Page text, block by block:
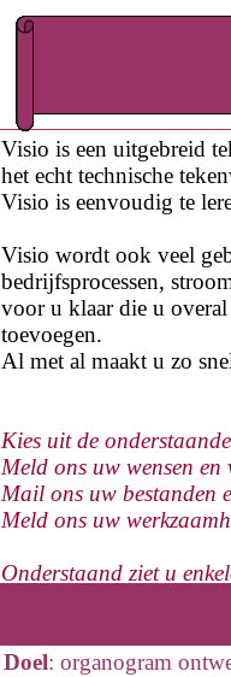
Visio is een uitgebreid
het echt technische
Visio is eenvoudig te
Visio wordt ook veel
bedrijfsprocessen,
voor u klaar die u
toevoegen.
Al met al maakt u zo
Kies uit de
Meld ons uw wensen
Mail ons uw bestanden
Meld ons uw
Onderstaand ziet u
Doel: organogram